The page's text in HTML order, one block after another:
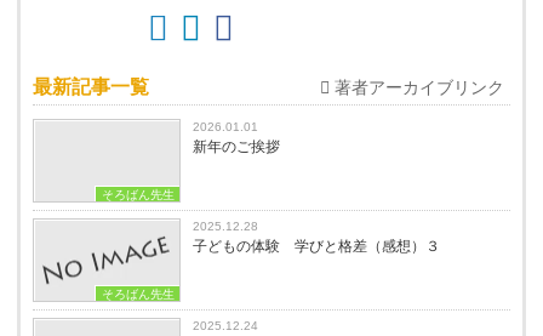
最新記事一覧 著者アーカイブリンク
そろばん先生
2026.01.01
新年のご挨拶
そろばん先生
2025.12.28
子どもの体験 学びと格差（感想）３
2025.12.24